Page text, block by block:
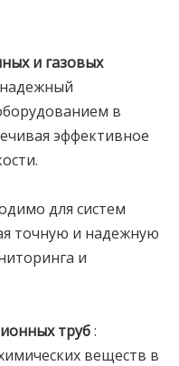
и газовых
в
эффективное
для систем
точную и надежную
и
труб:
веществ в